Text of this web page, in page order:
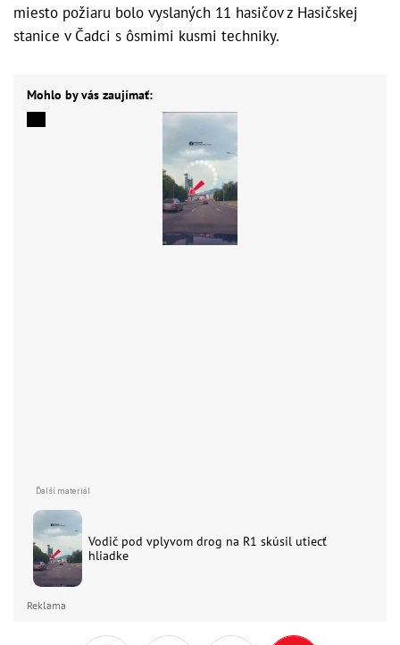
miesto požiaru bolo vyslaných 11 hasičov z Hasičskej
stanice v Čadci s ôsmimi kusmi techniky.
Mohlo by vás zaujímať:
Vodič pod vplyvom drog na R1 skúsil utiecť
hliadke
Reklama